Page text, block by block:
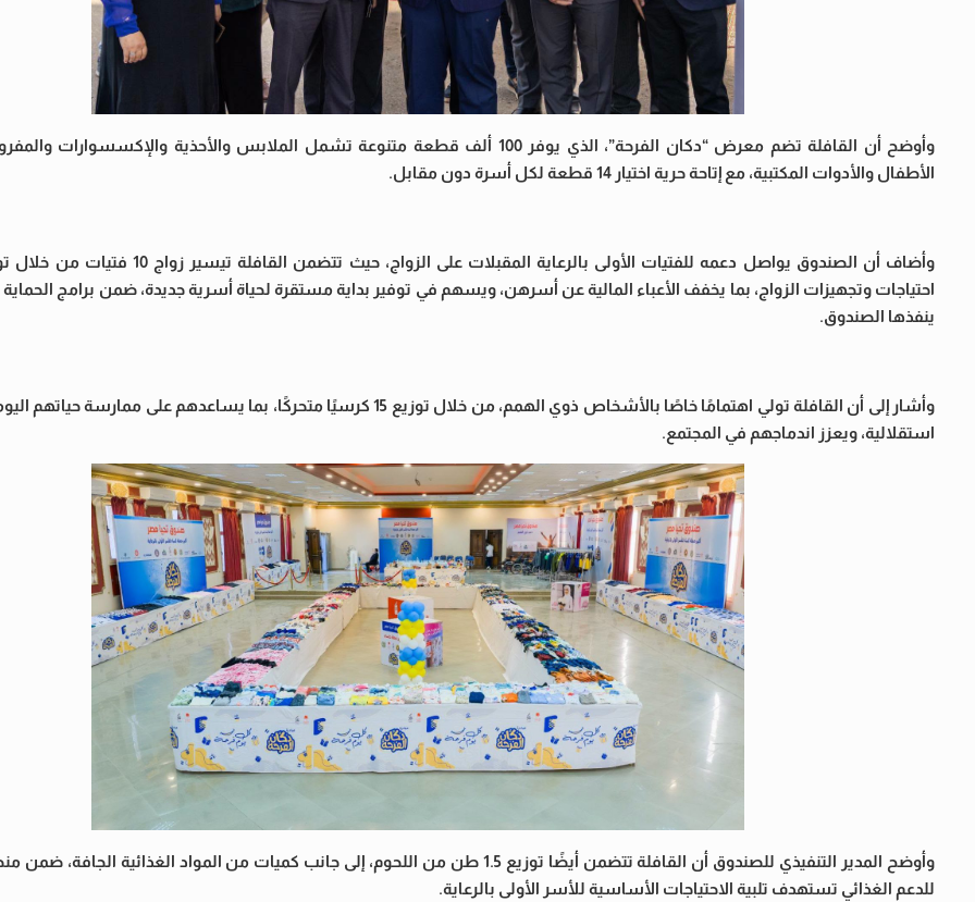
وأوضح أن القافلة تضم معرض “دكان الفرحة”، الذي يوفر 100 ألف قطعة متنوعة تشمل الملابس والأحذية
الأطفال والأدوات المكتبية، مع إتاحة حرية اختيار 14 قطعة لكل أسرة دون مقابل.
وأضاف أن الصندوق يواصل دعمه للفتيات الأولى بالرعاية المقبلات على
احتياجات وتجهيزات الزواج، بما يخفف الأعباء المالية عن أسرهن، ويسهم في توفير بداية مستقرة لحياة أسرية جديدة، ضمن برامج الحماية
ينفذها الصندوق.
وأشار إلى أن القافلة تولي اهتمامًا خاصًا بالأشخاص ذوي الهمم، من خلال توزيع 15 كرسيًا متحركًا، بما يساعدهم على
استقلالية، ويعزز اندماجهم في المجتمع.
وأوضح المدير التنفيذي للصندوق أن القافلة تتضمن أيضًا توزيع 1.5 طن من اللحوم، إلى جانب كميات من المواد الغذائية
للدعم الغذائي تستهدف تلبية الاحتياجات الأساسية للأسر الأولى بالرعاية.